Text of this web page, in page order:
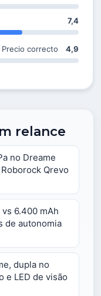
7,4
Precio correcto 4,9
relance
no Dreame
Qrevo
6.400 mAh
de autonomia
dupla no
e LED de visão